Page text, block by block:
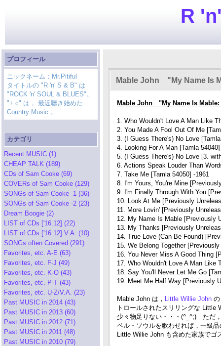
R
プロフィール
ニックネーム：Mr.Pitiful
タイトルの "R 'n' S & B" は
"ROCK 'n' SOUL & BLUES"。
"+ c" は， 最近聴き始めた
Country Music 。
カテゴリ
Recent MUSIC (1)
CHEAP TALK (189)
CDs of Sam Cooke (69)
COVERs of Sam Cooke (129)
SONGs of Sam Cooke -1 (36)
SONGs of Sam Cooke -2 (23)
Dream Boogie (2)
LIST of CDs ['16.12] (22)
LIST of CDs ['16.12] V.A. (10)
SONGs often Covered (291)
Favorites, etc. A-E (63)
Favorites, etc. F-J (49)
Favorites, etc. K-O (43)
Favorites, etc. P-T (43)
Favorites, etc. U-Z/V.A. (23)
Past MUSIC in 2014 (43)
Past MUSIC in 2013 (60)
Past MUSIC in 2012 (71)
Past MUSIC in 2011 (48)
Past MUSIC in 2010 (79)
Mable John "My Name Is
Mable John "My Name Is
1. Who Wouldn't Love A Man Like
2. You Made A Fool Out Of Me
3. (I Guess There's) No Love
4. Looking For A Man [Tamla
5. (I Guess There's) No Love [3.
6. Actions Speak Louder Than
7. Take Me [Tamla 54050] -1961
8. I'm Yours, You're Mine
9. I'm Finally Through With You
10. Look At Me [Previously
11. More Lovin' [Previously
12. My Name Is Mable [Previously
13. My Thanks [Previously
14. True Love (Can Be Found)
15. We Belong Together
16. You Never Miss A Good Thing
17. Who Wouldn't Love A Man Like
18. Say You'll Never Let Me Go
19. Meet Me Half Way [Previously
Mable John は， Little Willie John
トロールされたスリリングな Little
少々物足りない・・・(^_^;) ただ
ペル・ソウルを歌わせれば，一級
Little Willie John も含めた家族でゴ